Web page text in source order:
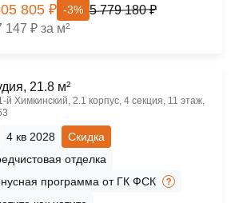
805 ₽ -3% 5 779 180 ₽
147 ₽ за м²
21.8 м²
Химкинский, 2.1 корпус, 4 секция, 11 этаж,
4 кв 2028
Скидка
отделка
программа от ГК ФСК